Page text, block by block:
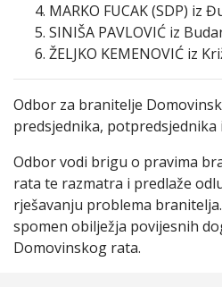
MARKO FUCAK (SDP) iz
SINIŠA PAVLOVIĆ iz
ŽELJKO KEMENOVIĆ iz
Odbor za branitelje
predsjednika, potpredsjednika
Odbor vodi brigu o pravima
rata te razmatra i predlaže
rješavanju problema
spomen obilježja povijesnih
Domovinskog rata.